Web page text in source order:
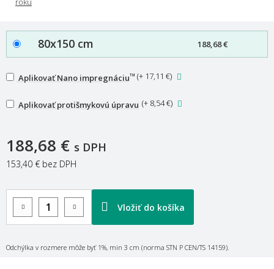
80x150 cm 188,68 €
Aplikovať Nano impregnáciu™ (+ 17,11 €)
Aplikovať protišmykovú úpravu (+ 8,54 €)
188,68 € s DPH
153,40 € bez DPH
Vložiť do košíka
Odchýlka v rozmere môže byť 1%, min 3 cm (norma STN P CEN/TS 14159).